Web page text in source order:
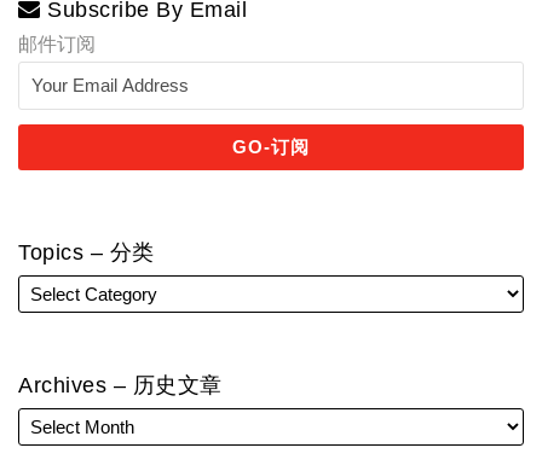
Subscribe By Email
邮件订阅
Topics – 分类
Archives – 历史文章